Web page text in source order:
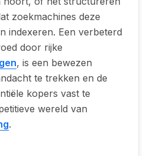
zoekmachines deze
indexeren. Een verbeterd
door rijke
, is een bewezen
te trekken en de
kopers vast te
wereld van
.